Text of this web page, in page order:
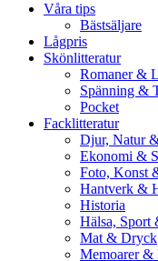
Våra tips
Bästsäljare
Lågpris
Skönlitteratur
Romaner &
Spänning &
Pocket
Facklitteratur
Djur, Natur
Ekonomi &
Foto, Konst
Hantverk &
Historia
Hälsa, Sport
Mat & Dryck
Memoarer &